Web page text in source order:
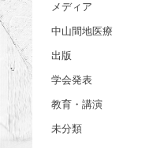
メディア
中山間地医療
出版
学会発表
教育・講演
未分類